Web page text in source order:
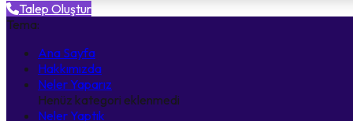
Talep Oluştur
Tema:
Ana Sayfa
Hakkımızda
Neler Yaparız
Henüz kategori eklenmedi
Neler Yaptık